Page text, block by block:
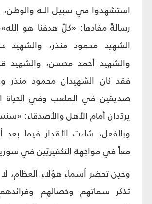
استشهدوا في سبيل الله والوطن،
رسالةً مفادها: «كلّ هدفنا هو
الشهيد محمود منذر، والشهيد
والشهيد أحمد محسن، والشهيد
فقد كان الشهيدان محمود منذر
صديقين في الملعب وفي الحياة
يردّدان أمام الأهل والأصدقاء:
وبالفعل، شاءت الأقدار فيما
معاً في مواجهة التكفيريّين في
وحين تحضر أسماء هؤلاء العظام،
تذكر سماتهم وخصالهم